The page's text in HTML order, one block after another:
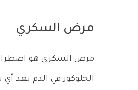
مرض السكري
مرض السكري هو اضطراب
الجلوكوز في الدم بعد